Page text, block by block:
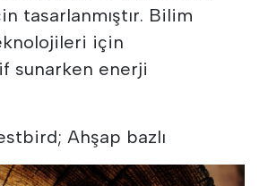
tasarlanmıştır. Bilim
için
sunarken enerji
Ahşap bazlı